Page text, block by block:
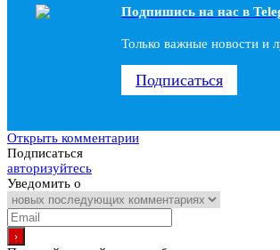
Подпишись на наc в
Только важные новости и
Подписаться
Открыть комментарии
Подписаться
авторизуйтесь
Уведомить о